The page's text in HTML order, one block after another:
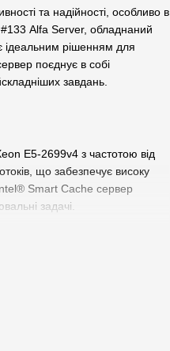
та надійності, особливо в
#133 Alfa Server, обладнаний
рішенням для
поєднує в собі
завдань.
E5-2699v4 з частотою від
що забезпечує високу
Smart Cache сервер
задачі.